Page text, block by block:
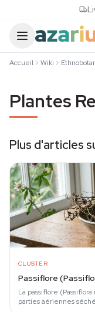
Accueil Wiki
Plantes
Plus d'articles
CLUSTER
Passiflore
La passiflore
parties aériennes